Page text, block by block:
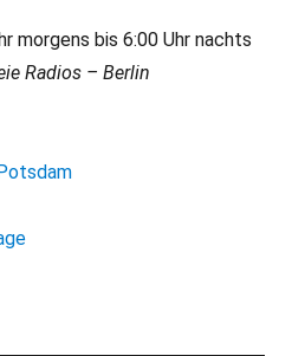
morgens bis 6:00 Uhr nachts
Radios – Berlin